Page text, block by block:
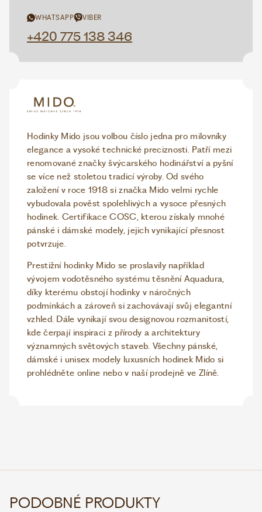
WHATSAPP VIBER
+420 775 138 346
Hodinky Mido jsou volbou číslo jedna pro milovníky
elegance a vysoké technické preciznosti. Patří mezi
renomované značky švýcarského hodinářství a pyšní
se více než stoletou tradicí výroby. Od svého
založení v roce 1918 si značka Mido velmi rychle
vybudovala pověst spolehlivých a vysoce přesných
hodinek. Certifikace COSC, kterou získaly mnohé
pánské i dámské modely, jejich vynikající přesnost
potvrzuje.
Prestižní hodinky Mido se proslavily například
vývojem vodotěsného systému těsnění Aquadura,
díky kterému obstojí hodinky v náročných
podmínkách a zároveň si zachovávají svůj elegantní
vzhled. Dále vynikají svou designovou rozmanitostí,
kde čerpají inspiraci z přírody a architektury
významných světových staveb. Všechny pánské,
dámské i unisex modely luxusních hodinek Mido si
prohlédněte online nebo v naší prodejně ve Zlíně.
PODOBNÉ PRODUKTY